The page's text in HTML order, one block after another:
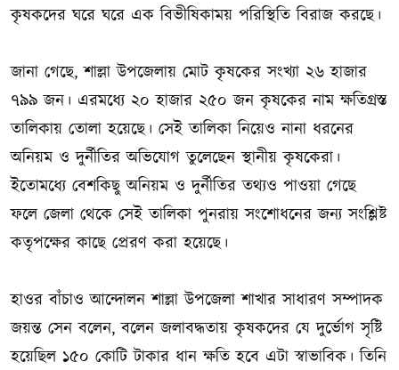
কৃষকদের ঘরে ঘরে এক বিভীষিকাময় পরিস্থিতি বিরাজ করছে।
জানা গেছে, শাল্লা উপজেলায় মোট কৃষকের সংখ্যা ২৬ হাজার
৭৯৯ জন। এরমধ্যে ২০ হাজার ২৫০ জন কৃষকের নাম ক্ষতিগ্রস্ত
তালিকায় তোলা হয়েছে। সেই তালিকা নিয়েও নানা ধরনের
অনিয়ম ও দুর্নীতির অভিযোগ তুলেছেন স্থানীয় কৃষকেরা।
ইতোমধ্যে বেশকিছু অনিয়ম ও দুর্নীতির তথ্যও পাওয়া গেছে
ফলে জেলা থেকে সেই তালিকা পুনরায় সংশোধনের জন্য সংশ্লিষ্ট
কতৃপক্ষের কাছে প্রেরণ করা হয়েছে।
হাওর বাঁচাও আন্দোলন শাল্লা উপজেলা শাখার সাধারণ সম্পাদক
জয়ন্ত সেন বলেন, বলেন জলাবদ্ধতায় কৃষকদের যে দুর্ভোগ সৃষ্টি
হয়েছিল ১৫০ কোটি টাকার ধান ক্ষতি হবে এটা স্বাভাবিক। তিনি